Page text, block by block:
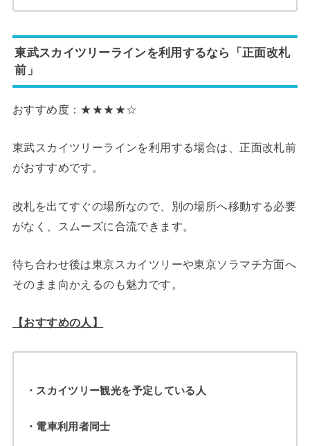
東武スカイツリーラインを利用するなら「正面改札
前」
おすすめ度：★★★★☆
東武スカイツリーラインを利用する場合は、正面改札前
がおすすめです。
改札を出てすぐの場所なので、別の場所へ移動する必要
がなく、スムーズに合流できます。
待ち合わせ後は東京スカイツリーや東京ソラマチ方面へ
そのまま向かえるのも魅力です。
【おすすめの人】
・スカイツリー観光を予定している人
・電車利用者同士